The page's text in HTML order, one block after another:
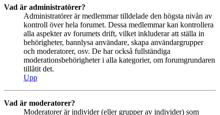
Vad är administratörer?
Administratörer är medlemmar tilldelade den högsta nivån av
kontroll över hela forumet. Dessa medlemmar kan kontrollera
alla aspekter av forumets drift, vilket inkluderar att ställa in
behörigheter, bannlysa användare, skapa användargrupper
och moderatorer, osv. De har också fullständiga
moderationsbehörigheter i alla kategorier, om forumgrundaren
tillåtit det.
Upp
Vad är moderatorer?
Moderatorer är individer (eller grupper av individer) som